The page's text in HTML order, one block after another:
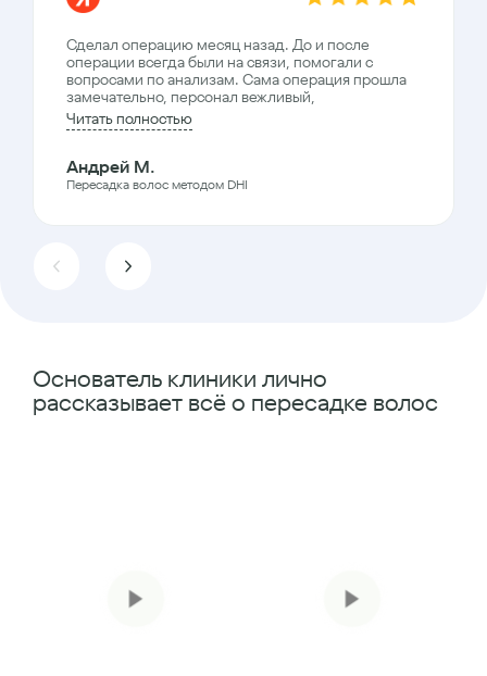
Сделал операцию месяц назад. До и после
операции всегда были на связи, помогали с
вопросами по анализам. Сама операция прошла
замечательно, персонал вежливый,
Читать полностью
Андрей М.
Пересадка волос методом DHI
Основатель клиники лично
рассказывает всё о пересадке волос